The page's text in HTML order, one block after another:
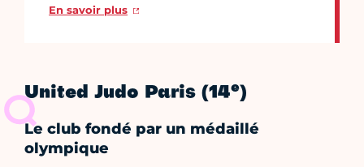
En savoir plus
United Judo Paris (14e)
Le club fondé par un médaillé
olympique